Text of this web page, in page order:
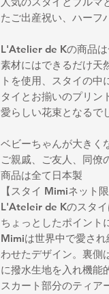
たご出産祝い、ハーフ
L'Atelier de Kの商品は
素材にはできるだけ天
トを使用、スタイの
タイとお揃いのプリン
愛らしい花束となるで
ベビーちゃんが大きく
ご親戚、ご友人、同僚
商品は全て日本製
【スタイ Mimiネット限
L'Ateleir de Kのスタイ
ちょっとしたポイント
Mimiは世界中で愛さ
わせたデザイン。裏側
に撥水生地を入れ機能
スカート部分のティア